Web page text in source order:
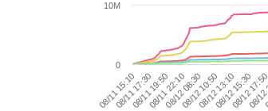
08/11 15:10
08/11 17:30
08/11 19:50
08/11 22:10
08/12 08:30
08/12 10:50
08/12 13:10
08/12 15:30
08/1208/
0
10M